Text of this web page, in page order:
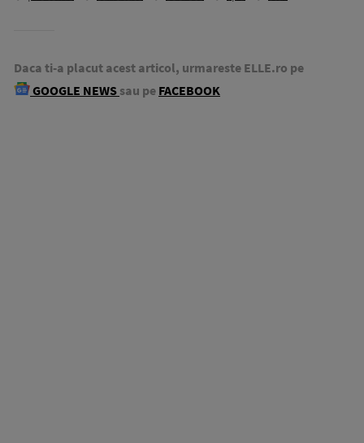
Daca ti-a placut acest articol, urmareste ELLE.ro pe
GOOGLE NEWS sau pe FACEBOOK